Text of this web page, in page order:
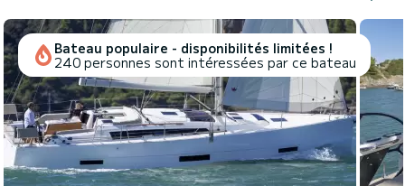
Bateau populaire - disponibilités limitées !
240 personnes sont intéressées par ce bateau